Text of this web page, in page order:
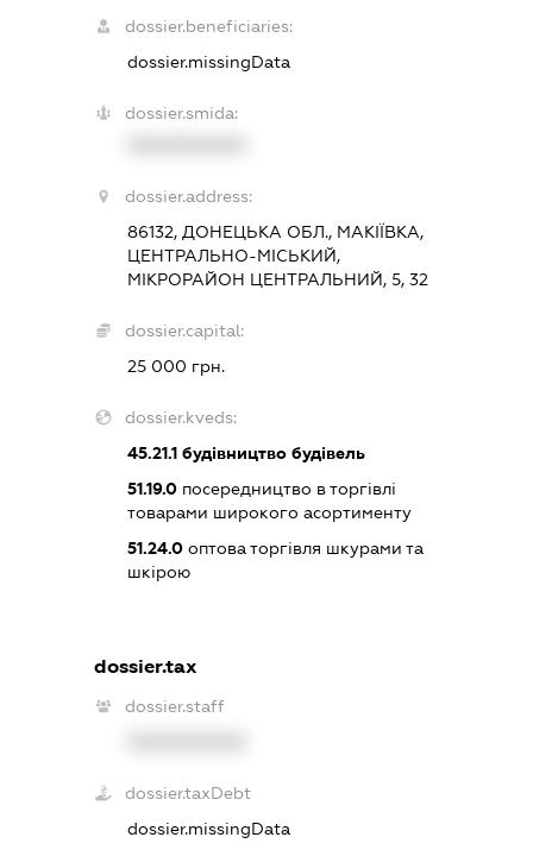
dossier.beneficiaries:
dossier.missingData
dossier.smida:
dossier.address:
86132, ДОНЕЦЬКА ОБЛ., МАКІЇВКА,
ЦЕНТРАЛЬНО-МІСЬКИЙ,
МІКРОРАЙОН ЦЕНТРАЛЬНИЙ, 5, 32
dossier.capital:
25 000 грн.
dossier.kveds:
45.21.1 будівництво будівель
51.19.0 посередництво в торгівлі
товарами широкого асортименту
51.24.0 оптова торгівля шкурами та
шкірою
dossier.tax
dossier.staff
dossier.taxDebt
dossier.missingData